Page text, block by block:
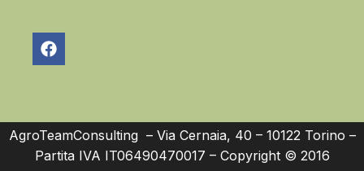
AgroTeamConsulting – Via Cernaia, 40 – 10122 Torino –
Partita IVA IT06490470017 – Copyright © 2016